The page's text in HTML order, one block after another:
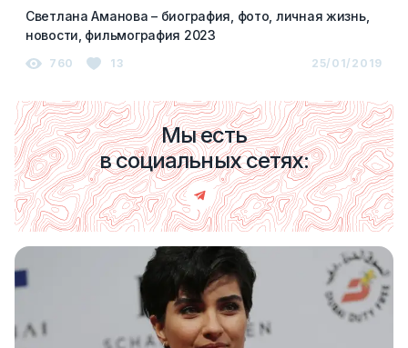
Светлана Аманова – биография, фото, личная жизнь,
новости, фильмография 2023
760 13 25/01/2019
Мы есть
в социальных сетях: